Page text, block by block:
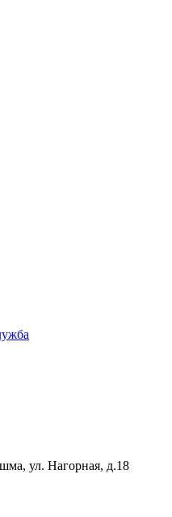
ул. Нагорная, д.18